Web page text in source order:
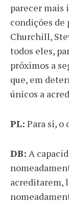
parecer mais
condições de
Churchill,
todos eles,
próximos a
que, em
únicos a
PL: Para si, o
DB: A
acreditarem,